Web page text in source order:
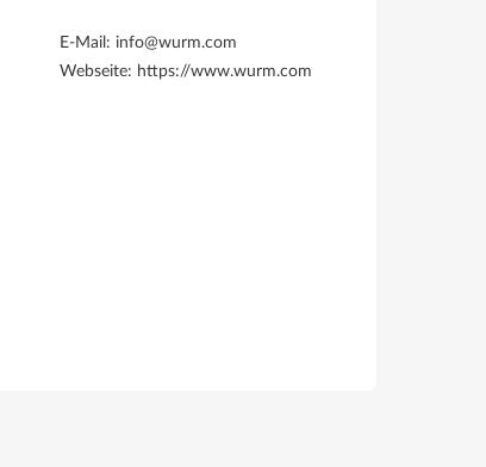
E-Mail: info@wurm.com
Webseite: https://www.wurm.com